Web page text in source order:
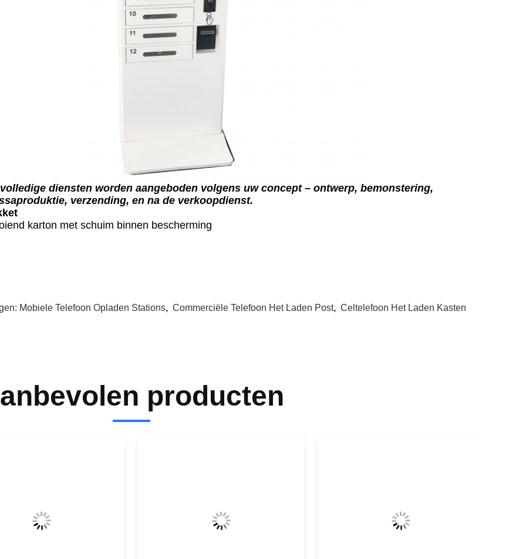
diensten worden aangeboden volgens uw concept – ontwerp, bemonstering,
verzending, en na de verkoopdienst.
karton met schuim binnen bescherming
Mobiele Telefoon Opladen Stations, Commerciële Telefoon Het Laden Post, Celtelefoon Het Laden Kasten
producten